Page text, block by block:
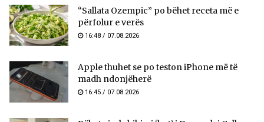
“Sallata Ozempic” po bëhet receta më e
përfolur e verës
16:48 / 07.08.2026
Apple thuhet se po teston iPhone më të
madh ndonjëherë
16:45 / 07.08.2026